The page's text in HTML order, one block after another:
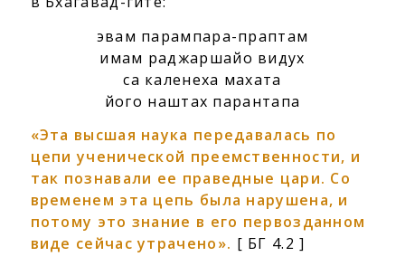
эвам парампара-праптам
имам раджаршайо видух
са каленеха махата
його наштах парантапа
«Эта высшая наука передавалась по
цепи ученической преемственности, и
так познавали ее праведные цари. Со
временем эта цепь была нарушена, и
потому это знание в его первозданном
виде сейчас утрачено». [ БГ 4.2 ]